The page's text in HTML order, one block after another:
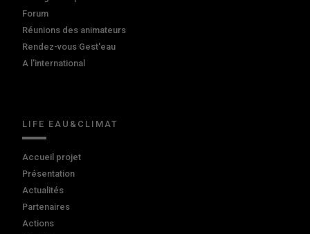
Forum
Réunions des animateurs
Rendez-vous Gest'eau
A l'international
LIFE EAU&CLIMAT
Accueil projet
Présentation
Actualités
Partenaires
Actions